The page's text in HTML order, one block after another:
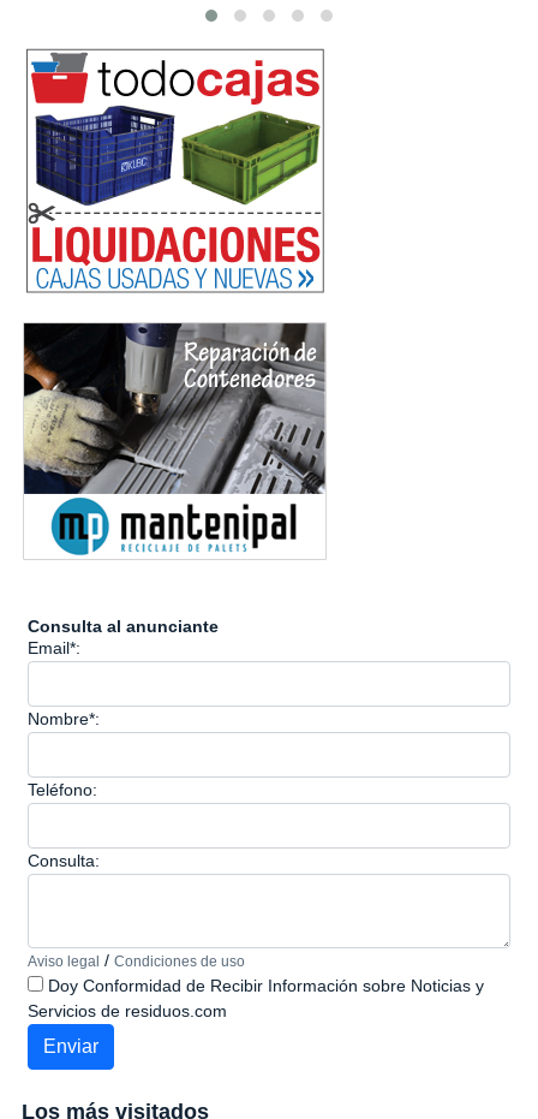
Consulta al anunciante
Email*:
Nombre*:
Teléfono:
Consulta:
Aviso legal / Condiciones de uso
Doy Conformidad de Recibir Información sobre Noticias y
Servicios de residuos.com
Los más visitados